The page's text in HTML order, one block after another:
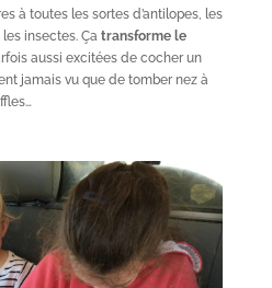
à toutes les sortes d’antilopes, les
insectes. Ça transforme le
aussi excitées de cocher un
jamais vu que de tomber nez à